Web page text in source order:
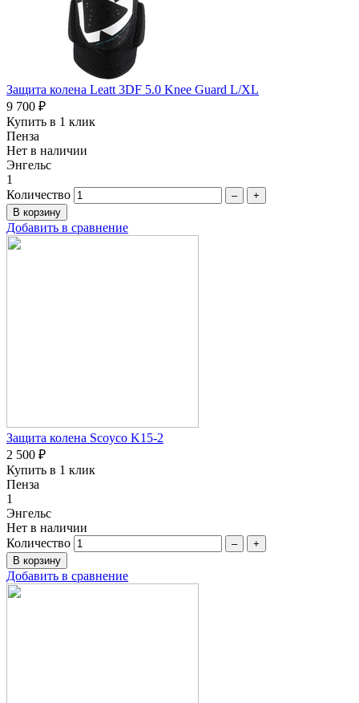
Защита колена Leatt 3DF 5.0 Knee Guard L/XL
9 700 ₽
Купить в 1 клик
Пенза
Нет в наличии
Энгельс
1
Количество
– +
Добавить в сравнение
Защита колена Scoyco K15-2
2 500 ₽
Купить в 1 клик
Пенза
1
Энгельс
Нет в наличии
Количество
– +
Добавить в сравнение